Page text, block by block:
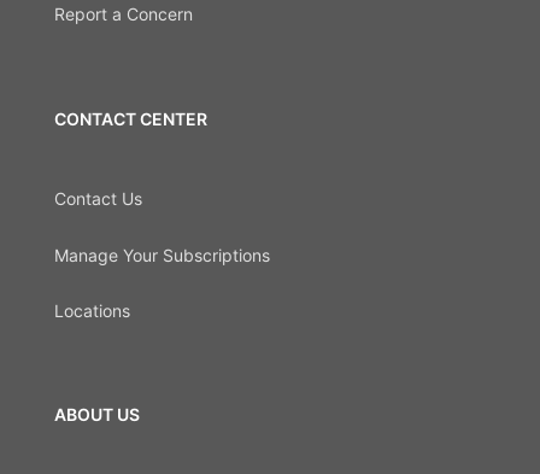
Report a Concern
CONTACT CENTER
Contact Us
Manage Your Subscriptions
Locations
ABOUT US